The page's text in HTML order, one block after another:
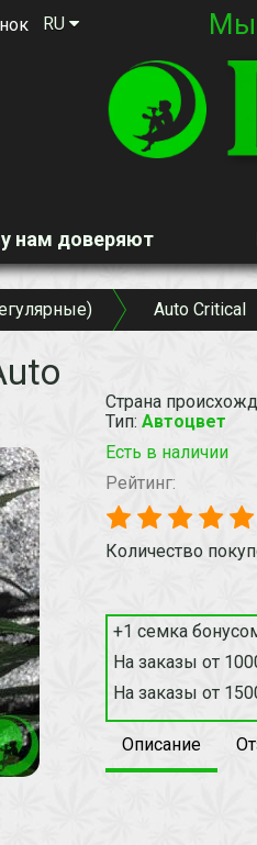
RU Мы
нам доверяют
Auto Critical
Страна
Тип: Автоцвет
Есть в наличии
Рейтинг:
Количество
+1 семка
На заказы от
На заказы от
Описание